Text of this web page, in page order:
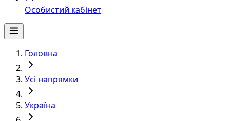
Особистий кабінет
Головна
Усі напрямки
Україна